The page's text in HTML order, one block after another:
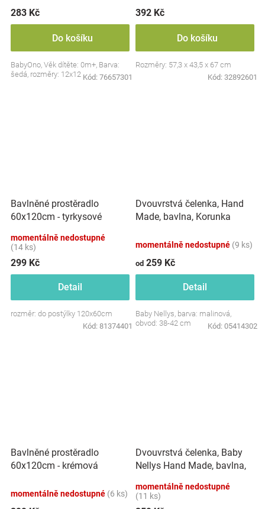
283 Kč
Do košíku
BabyOno, Věk dítěte: 0m+, Barva:
šedá, rozměry: 12x12 cm.
Kód: 76657301
392 Kč
Do košíku
Rozměry: 57,3 x 43,5 x 67 cm
Kód: 32892601
Bavlněné prostěradlo
60x120cm - tyrkysové
momentálně nedostupné
(14 ks)
299 Kč
Detail
rozměr: do postýlky 120x60cm
Kód: 81374401
Dvouvrstvá čelenka, Hand
Made, bavlna, Korunka
momentálně nedostupné (9 ks)
od 259 Kč
Detail
Baby Nellys, barva: malinová,
obvod: 38-42 cm
Kód: 05414302
Bavlněné prostěradlo
60x120cm - krémová
momentálně nedostupné (6 ks)
Dvouvrstvá čelenka, Baby
Nellys Hand Made, bavlna,
80/98
momentálně nedostupné
(11 ks)